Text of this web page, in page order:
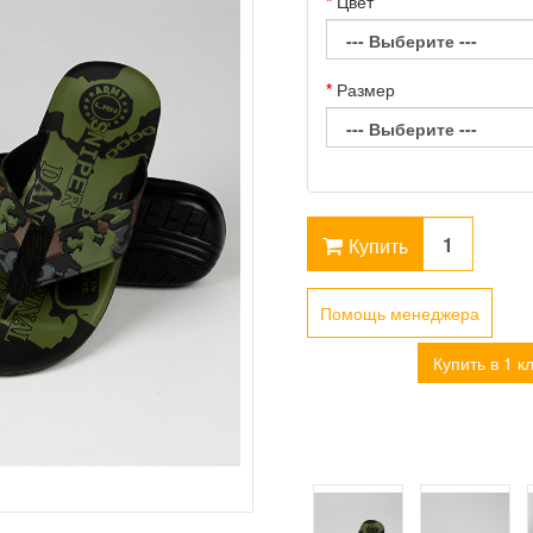
Размер
Купить
Помощь менеджера
Купить в 1